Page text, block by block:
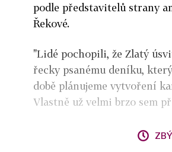
podle představitelů strany
Řekové.
"Lidé pochopili, že Zlatý
řecky psanému deníku,
době plánujeme vytvoření
Vlastně už velmi brzo sem